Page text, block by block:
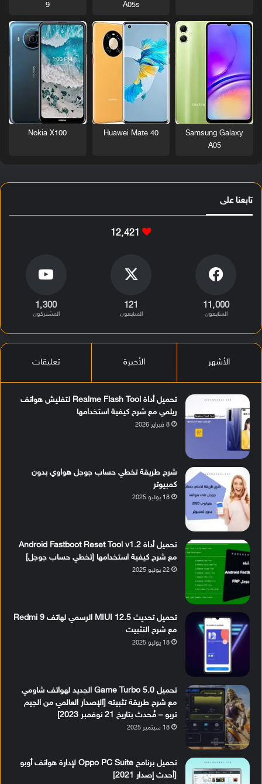
A05s
9
Samsung Galaxy
A05
Huawei Mate 40
Nokia X100
تابعنا على
12٬421
11٬000
المتابعون
121
المتابعون
1٬300
المشتركون
الأشهر الأخيرة تعليقات
تحميل أداة Realme Flash Tool لتفليش هواتف
ريلمي مع شرح كيفية استخدامها
8 فبراير 2026
شرح طريقة تخطي حساب جوجل هواوي بدون
كمبيوتر
18 يوليو 2025
تحميل أداة Android Fastboot Reset Tool v1.2
مع شرح كيفية استخدامها [تخطي حساب جوجل]
22 يوليو 2025
تحميل تحديث MIUI 12.5 الرسمي لهاتف Redmi 9
مع شرح التثبيت
18 يوليو 2025
تحميل Game Turbo 5.0 الجديد لهواتف شاومي
مع شرح طريقة تثبيته [الإصدار العالمي من الجيم
تربو – مُحدث بتاريخ 21 نوفمبر 2023]
18 سبتمبر 2025
تحميل برنامج Oppo PC Suite لإدارة هواتف أوبو
[أحدث إصدار 2021]